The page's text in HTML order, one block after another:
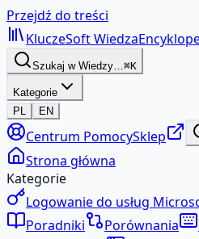
Przejdź do treści
KluczeSoftWiedza
Szukaj w Wiedzy…⌘K
Kategorie
PL
EN
Centrum PomocySklep
Strona główna
Kategorie
Logowanie do usług
Poradniki
Porównania